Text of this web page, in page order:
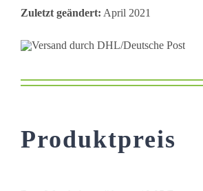
Zuletzt geändert: April 2021
Produktpreis